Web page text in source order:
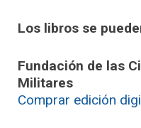
Los libros se
Fundación de las
Militares
Comprar edición